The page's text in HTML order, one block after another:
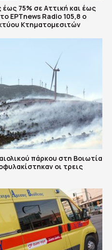
75% σε Αττική και έως
ΕΡΤnews Radio 105,8 ο
Κτηματομεσιτών
πάρκου στη Βοιωτία
οι τρεις